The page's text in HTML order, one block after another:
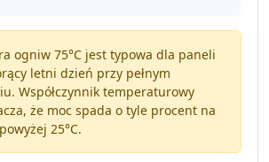
ogniw 75°C jest typowa dla paneli
letni dzień przy pełnym
Współczynnik temperaturowy
że moc spada o tyle procent na
25°C.